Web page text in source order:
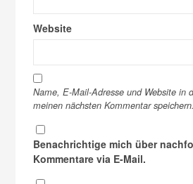
Website
Name, E-Mail-Adresse und Website in
meinen nächsten Kommentar speichern.
Benachrichtige mich über
Kommentare via E-Mail.